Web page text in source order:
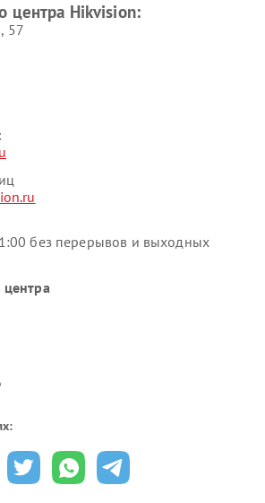
центра Hikvision:
57
без перерывов и выходных
центра